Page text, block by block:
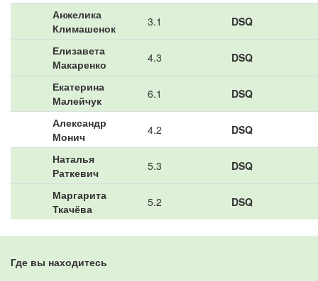
Анжелика
Климашенок
3.1 DSQ
Елизавета
Макаренко
4.3 DSQ
Екатерина
Малейчук
6.1 DSQ
Александр
Монич
4.2 DSQ
Наталья
Раткевич
5.3 DSQ
Маргарита
Ткачёва
5.2 DSQ
Где вы находитесь